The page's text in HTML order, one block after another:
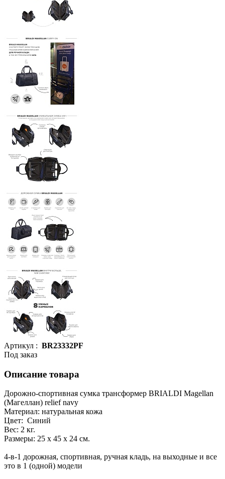
Артикул : BR23332PF
Под заказ
Описание товара
Дорожно-спортивная сумка трансформер BRIALDI Magellan
(Магеллан) relief navy
Материал: натуральная кожа
Цвет: Синий
Вес: 2 кг.
Размеры: 25 х 45 х 24 см.
4-в-1 дорожная, спортивная, ручная кладь, на выходные и все
это в 1 (одной) модели